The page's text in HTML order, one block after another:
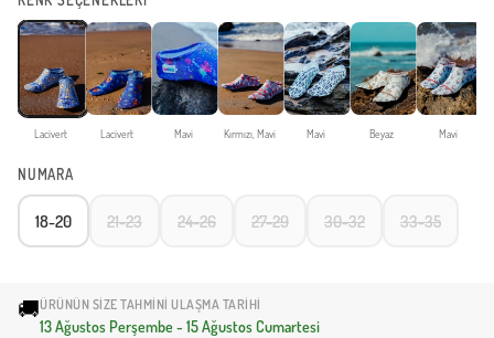
Lacivert Lacivert Mavi Kırmızı, Mavi Mavi Beyaz Mavi
NUMARA
18-20 21-23 24-26 27-29 30-32 33-35
🚚ÜRÜNÜN SIZE TAHMINI ULAŞMA TARIHI
13 Ağustos Perşembe - 15 Ağustos Cumartesi